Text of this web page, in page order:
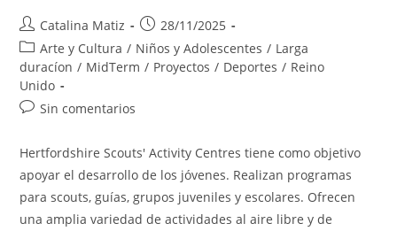
Autor
de
la
entrada:
Catalina Matiz
Publicación
de
la
28/11/2025
Categoría
de
la
entrada:
Arte y Cultura / Niños y Adolescentes / Larga
duracíon / MidTerm / Proyectos / Deportes / Reino
Unido
Comentarios
la
Sin comentarios
Hertfordshire Scouts' Activity Centres tiene como objetivo
apoyar el desarrollo de los jóvenes. Realizan programas
para scouts, guías, grupos juveniles y escolares. Ofrecen
una amplia variedad de actividades al aire libre y de